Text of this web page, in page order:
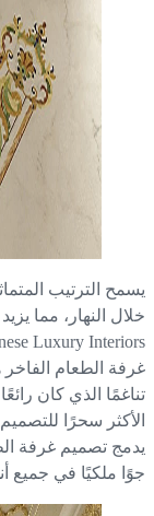
الترتيب
النهار، مما يزيد
الطعام الفاخر
الذي كان رائعًا
سحرًا للتصميم
تصميم غرفة
ملكيًا في جميع